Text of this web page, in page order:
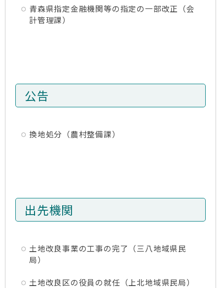
青森県指定金融機関等の指定の一部改正（会
計管理課）
公告
換地処分（農村整備課）
出先機関
土地改良事業の工事の完了（三八地域県民
局）
土地改良区の役員の就任（上北地域県民局）